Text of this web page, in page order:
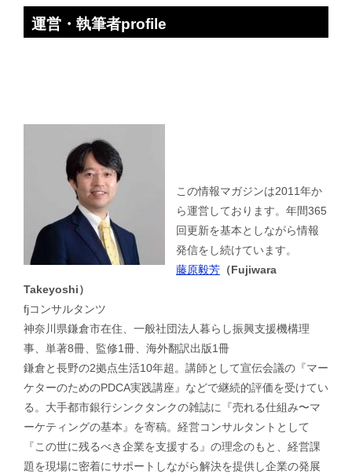
運営・執筆者profile
この情報マガジンは2011年か
ら運営しております。年間365
回更新を基本としながら情報
発信をし続けています。
藤原毅芳 （Fujiwara
Takeyoshi）
fjコンサルタンツ
神奈川県鎌倉市在住、一般社団法人暮らし振興支援機構理
事、単著8冊、監修1冊、海外翻訳出版1冊
鎌倉と長野の2拠点生活10年超。講師として宣伝会議の『マー
ケターのためのPDCA実践講座』などで継続的評価を受けてい
る。大手都市銀行シンクタンクの雑誌に『売れる仕組み〜マ
ーケティングの基本』を寄稿。経営コンサルタントとして
『この世に残るべき企業を支援する』の理念のもと、経営課
題を現場に密着にサポートしながら解決を提供し企業の発展